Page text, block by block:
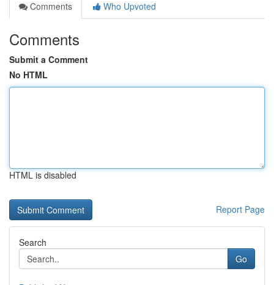
Comments
Who Upvoted
Comments
Submit a Comment
No HTML
HTML is disabled
Report Page
Search
Go